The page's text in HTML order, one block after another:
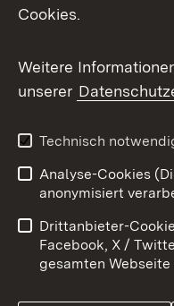
Messenger
Social Wall
X / Twitter
Youtube
Benutzungshinweise
Datenschutz
Cookies.
Weitere
unserer
Technisch
Analyse-Cookies
anonymisiert
Drittanbieter-
Facebook, X /
gesamten